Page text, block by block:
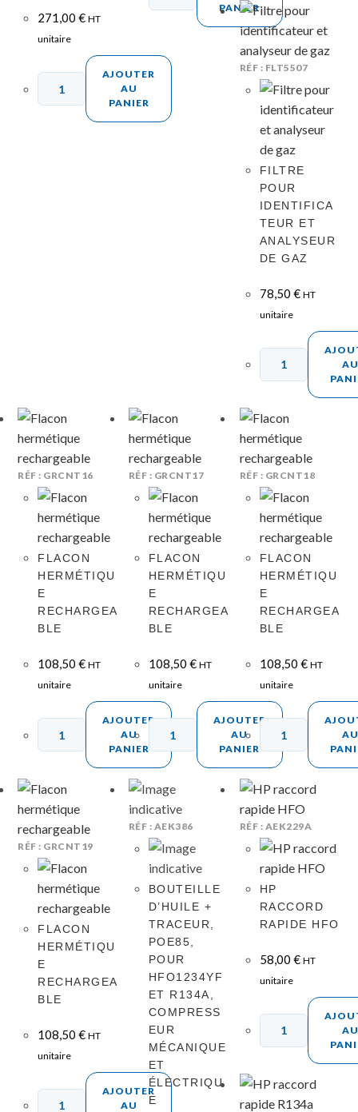
271,00€ HT
unitaire
AJOUTER
AU
PANIER
PANIER
RÉF : FLT5507
FILTRE
POUR
IDENTIFICA
TEUR ET
ANALYSEUR
DE GAZ
78,50 € HT
unitaire
AU
RÉF : GRCNT16
FLACON
HERMÉTIQU
E
RECHARGEA
BLE
108,50€ HT
unitaire
AJOUTER
AU
PANIER
RÉF : GRCNT17
FLACON
HERMÉTIQU
E
RECHARGEA
BLE
108,50 € HT
unitaire
AJOUTER
AU
PANIER
RÉF : GRCNT18
FLACON
HERMÉTIQU
E
RECHARGEA
BLE
108,50 € HT
unitaire
AU
RÉF : GRCNT19
FLACON
HERMÉTIQU
E
RECHARGEA
BLE
108,50€ HT
unitaire
AJOUTER
AU
RÉF : AEK386
BOUTEILLE
D’HUILE +
TRACEUR,
POE85,
POUR
HFO1234YF
ET R134A,
COMPRESS
EUR
MÉCANIQUE
ET
ÉLECTRIQU
E
RÉF : AEK229A
HP
RACCORD
RAPIDE HFO
58,00 € HT
unitaire
AU